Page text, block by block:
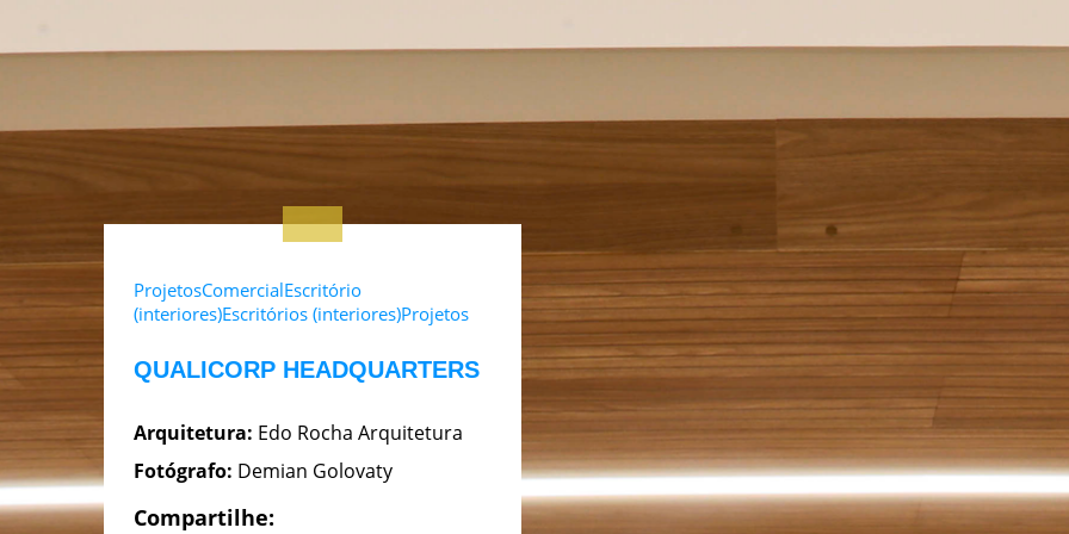
ProjetosComercialEscritório
(interiores)Escritórios (interiores)Projetos
QUALICORP HEADQUARTERS
Arquitetura: Edo Rocha Arquitetura
Fotógrafo: Demian Golovaty
Compartilhe: